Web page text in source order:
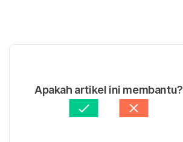
Apakah artikel ini membantu?